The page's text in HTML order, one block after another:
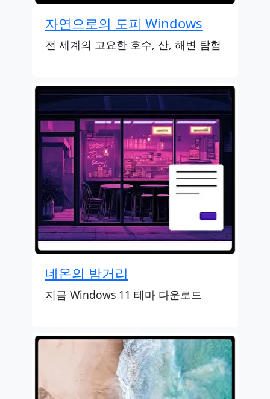
자연으로의 도피 Windows
전 세계의 고요한 호수, 산, 해변 탐험
네온의 밤거리
지금 Windows 11 테마 다운로드